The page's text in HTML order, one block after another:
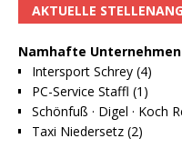
AKTUELLE
Namhafte
Intersport Schrey (4)
PC-Service Staffl (1)
Schönfuß · Digel · Koch
Taxi Niedersetz (2)